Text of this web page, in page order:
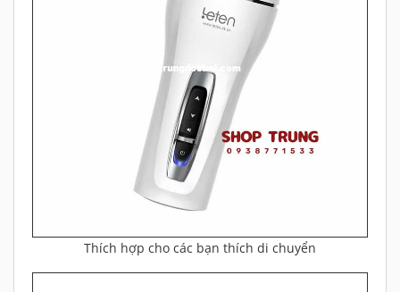
Thích hợp cho các bạn thích di chuyển